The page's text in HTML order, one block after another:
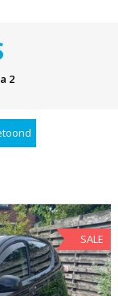
2
SALE